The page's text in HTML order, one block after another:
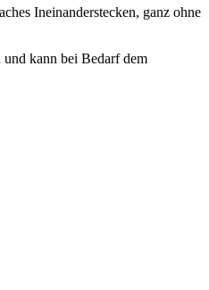
Ineinanderstecken, ganz ohne
kann bei Bedarf dem